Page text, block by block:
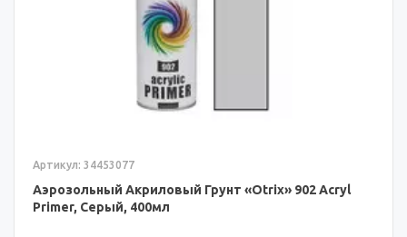
Артикул: 34453077
Аэрозольный Акриловый Грунт «Otrix» 902 Acryl
Primer, Серый, 400мл